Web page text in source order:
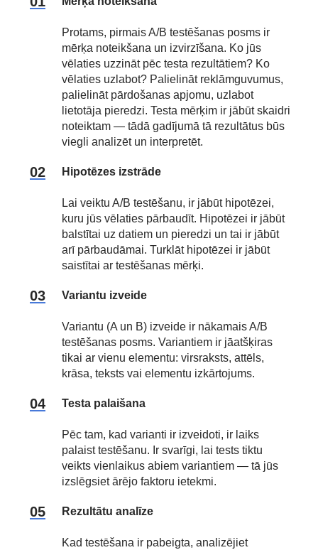
Protams, pirmais A/B testēšanas posms ir
mērķa noteikšana un izvirzīšana. Ko jūs
vēlaties uzzināt pēc testa rezultātiem? Ko
vēlaties uzlabot? Palielināt reklāmguvumus,
palielināt pārdošanas apjomu, uzlabot
lietotāja pieredzi. Testa mērķim ir jābūt skaidri
noteiktam — tādā gadījumā tā rezultātus būs
viegli analizēt un interpretēt.
Hipotēzes izstrāde
Lai veiktu A/B testēšanu, ir jābūt hipotēzei,
kuru jūs vēlaties pārbaudīt. Hipotēzei ir jābūt
balstītai uz datiem un pieredzi un tai ir jābūt
arī pārbaudāmai. Turklāt hipotēzei ir jābūt
saistītai ar testēšanas mērķi.
Variantu izveide
Variantu (A un B) izveide ir nākamais A/B
testēšanas posms. Variantiem ir jāatšķiras
tikai ar vienu elementu: virsraksts, attēls,
krāsa, teksts vai elementu izkārtojums.
Testa palaišana
Pēc tam, kad varianti ir izveidoti, ir laiks
palaist testēšanu. Ir svarīgi, lai tests tiktu
veikts vienlaikus abiem variantiem — tā jūs
izslēgsiet ārējo faktoru ietekmi.
Rezultātu analīze
Kad testēšana ir pabeigta, analizējiet